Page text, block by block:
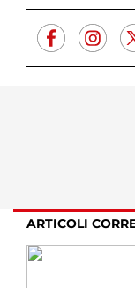
ARTICOLI